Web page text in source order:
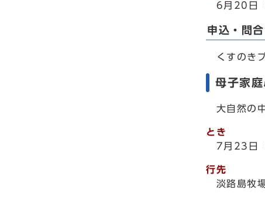
6月20日（
申込・問
くすのき
母子家
大自然の中
とき
7月23日（
行先
淡路島牧